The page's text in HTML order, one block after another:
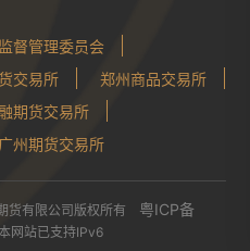
督管理委员会
交易所
郑州商品交易所
期货交易所
广州期货交易所
货有限公司版权所有 粤ICP备
网站已支持IPv6